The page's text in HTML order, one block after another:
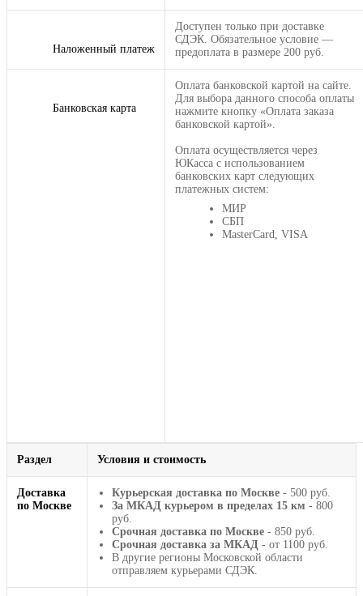
Наложенный платеж
Доступен только при доставке
СДЭК. Обязательное условие —
предоплата в размере 200 руб.
Банковская карта
Оплата банковской картой на сайте.
Для выбора данного способа оплаты
нажмите кнопку «Оплата заказа
банковской картой».
Оплата осуществляется через
ЮКасса с использованием
банковских карт следующих
платежных систем:
МИР
СБП
MasterCard, VISA
Раздел Условия и стоимость
Доставка
по Москве
Курьерская доставка по Москве - 500 руб.
За МКАД курьером в пределах 15 км - 800
руб.
Срочная доставка по Москве - 850 руб.
Срочная доставка за МКАД - от 1100 руб.
В другие регионы Московской области
отправляем курьерами СДЭК.